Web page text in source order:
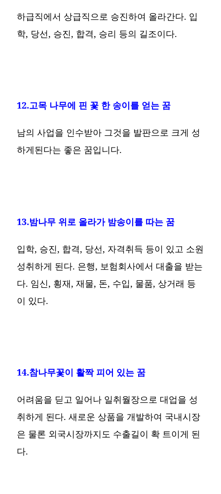
하급직에서 상급직으로 승진하여 올라간다. 입
학, 당선, 승진, 합격, 승리 등의 길조이다.
12.고목 나무에 핀 꽃 한 송이를 얻는 꿈
남의 사업을 인수받아 그것을 발판으로 크게 성
하게된다는 좋은 꿈입니다.
13.밤나무 위로 올라가 밤송이를 따는 꿈
입학, 승진, 합격, 당선, 자격취득 등이 있고 소원
성취하게 된다. 은행, 보험회사에서 대출을 받는
다. 임신, 횡재, 재물, 돈, 수입, 물품, 상거래 등
이 있다.
14.참나무꽃이 활짝 피어 있는 꿈
어려움을 딛고 일어나 일취월장으로 대업을 성
취하게 된다. 새로운 상품을 개발하여 국내시장
은 물론 외국시장까지도 수출길이 확 트이게 된
다.